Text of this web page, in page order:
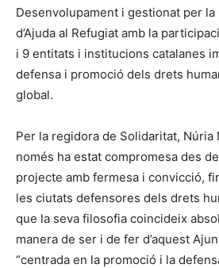
Desenvolupament i gestionat per la
d’Ajuda al Refugiat amb la
i 9 entitats i institucions catalanes
defensa i promoció dels drets
global.
Per la regidora de Solidaritat, Núria
només ha estat compromesa des
projecte amb fermesa i convicció,
les ciutats defensores dels drets
que la seva filosofia coincideix
manera de ser i de fer d’aquest
“centrada en la promoció i la